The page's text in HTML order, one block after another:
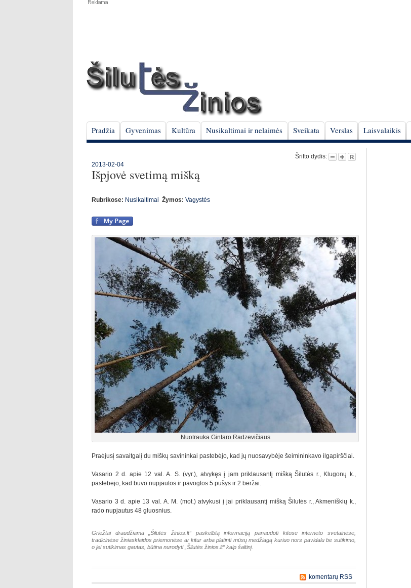
Pradžia Gyvenimas Kultūra Nusikaltimai ir nelaimės Sveikata Verslas Laisvalaikis
Šrifto dydis:
2013-02-04
Išpjovė svetimą mišką
Rubrikose: Nusikaltimai Žymos: Vagystės
Nuotrauka Gintaro Radzevičiaus
Praėjusį savaitgalį du miškų savininkai pastebėjo, kad jų nuosavybėje šeimininkavo ilgapirščiai.
Vasario 2 d. apie 12 val. A. S. (vyr.), atvykęs į jam priklausantį mišką Šilutės r., Klugonų k.,
pastebėjo, kad buvo nupjautos ir pavogtos 5 pušys ir 2 beržai.
Vasario 3 d. apie 13 val. A. M. (mot.) atvykusi į jai priklausantį mišką Šilutės r., Akmeniškių k.,
rado nupjautus 48 gluosnius.
Griežtai draudžiama „Šilutės žinios.lt“ paskelbtą informaciją panaudoti kitose interneto svetainėse,
tradicinėse žiniasklaidos priemonėse ar kitur arba platinti mūsų medžiagą kuriuo nors pavidalu be sutikimo,
o jei sutikimas gautas, būtina nurodyti „Šilutės žinios.lt“ kaip šaltinį.
komentarų RSS